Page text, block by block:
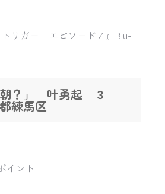
トリガー エピソードＺ』Blu-
朝？」 叶勇起 ３
練馬区
イント